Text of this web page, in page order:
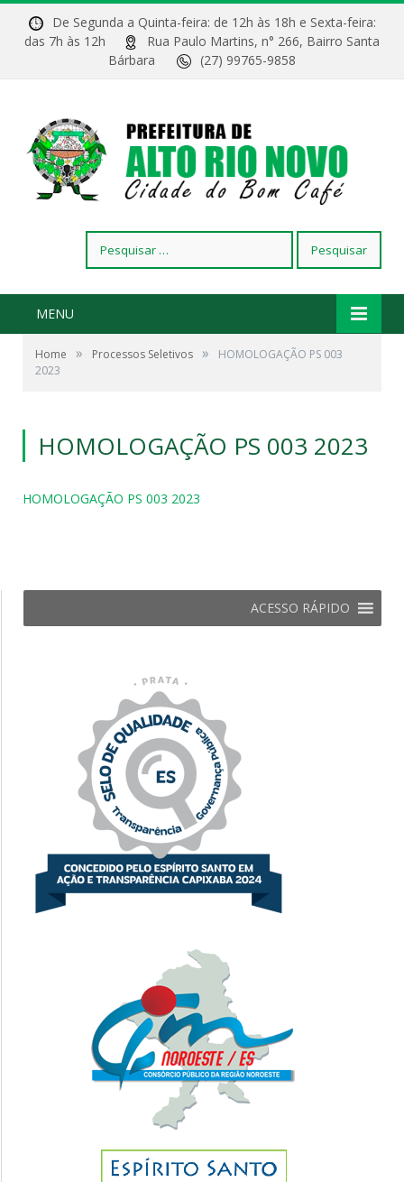
De Segunda a Quinta-feira: de 12h às 18h e Sexta-feira:
das 7h às 12h
Rua Paulo Martins, n° 266, Bairro Santa
Bárbara
(27) 99765-9858
por:
MENU
Home » Processos Seletivos »
HOMOLOGAÇÃO PS 003
2023
HOMOLOGAÇÃO PS 003 2023
HOMOLOGAÇÃO PS 003 2023
ACESSO RÁPIDO